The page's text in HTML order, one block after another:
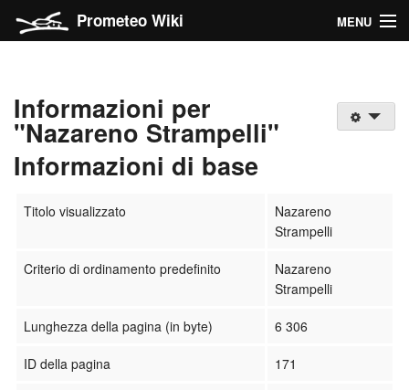
Prometeo Wiki MENU
Categorie del Wiki
Navigazione
Entra
Informazioni per
"Nazareno Strampelli"
Informazioni di base
Titolo visualizzato
Nazareno
Strampelli
Criterio di ordinamento predefinito
Nazareno
Strampelli
Lunghezza della pagina (in byte) 6 306
ID della pagina 171